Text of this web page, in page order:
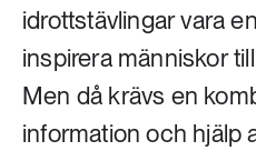
idrottstävlingar vara
inspirera människor
Men då krävs en
information och hjälp